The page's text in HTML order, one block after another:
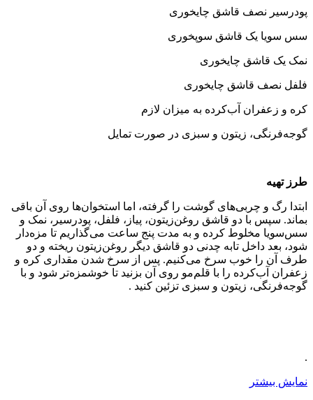
پودرسیر نصف قاشق چایخوری
سس سویا یک قاشق سوپخوری
نمک یک قاشق چایخوری
فلفل نصف قاشق چایخوری
کره و زعفران آب‌کرده به میزان لازم
گوجه‌فرنگی، زیتون و سبزی در صورت تمایل
طرز تهیه
ابتدا رگ و چربی‌های گوشت را گرفته، اما استخوان‌ها روی آن باقی
بماند. سپس با دو قاشق روغن‌زیتون، پیاز، فلفل، پودرسیر، نمک و
سس‌سویا مخلوط کرده و به مدت پنج ساعت می‌گذاریم تا مزه‌دار
شود، بعد داخل تابه چدنی دو قاشق دیگر روغن‌زیتون ریخته و دو
طرف آن را خوب سرخ می‌کنیم. پس از سرخ شدن مقداری کره و
زعفران آب‌کرده را با قلم‌مو روی آن بزنید تا خوشمزه‌تر شود و با
گوجه‌فرنگی، زیتون و سبزی تزئین کنید .
.
نمایش بیشتر